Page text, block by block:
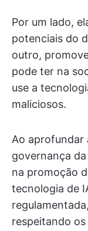
Por um lado,
potenciais do
outro,
pode ter na
use a
maliciosos.
Ao aprofundar
governança
na promoção
tecnologia de
respeitando